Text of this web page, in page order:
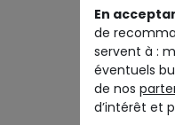
En
de
servent à :
éventuels
de nos
d’intérêt et